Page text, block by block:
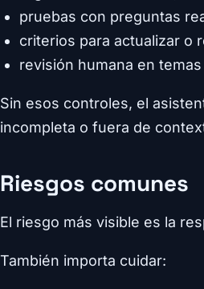
pruebas con preguntas
criterios para actualizar o
revisión humana en
Sin esos controles, el
incompleta o fuera de
Riesgos comunes
El riesgo más visible es la
También importa cuidar: